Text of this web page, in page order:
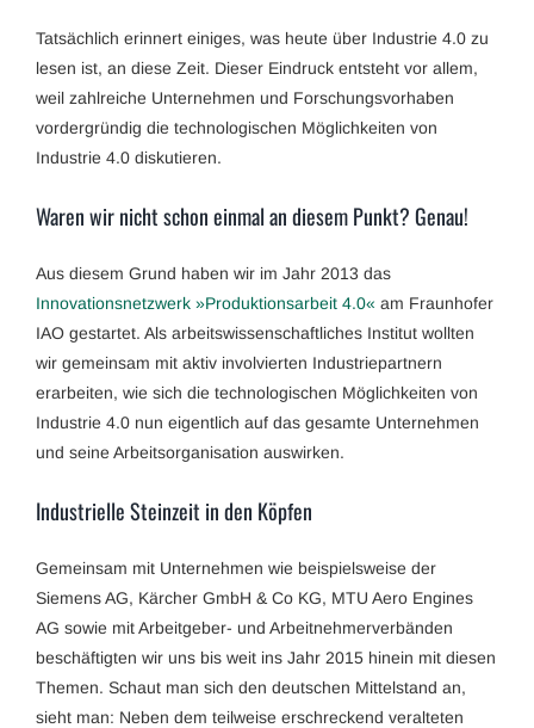
Tatsächlich erinnert einiges, was heute über Industrie 4.0 zu
lesen ist, an diese Zeit. Dieser Eindruck entsteht vor allem,
weil zahlreiche Unternehmen und Forschungsvorhaben
vordergründig die technologischen Möglichkeiten von
Industrie 4.0 diskutieren.
Waren wir nicht schon einmal an diesem Punkt? Genau!
Aus diesem Grund haben wir im Jahr 2013 das
Innovationsnetzwerk »Produktionsarbeit 4.0« am Fraunhofer
IAO gestartet. Als arbeitswissenschaftliches Institut wollten
wir gemeinsam mit aktiv involvierten Industriepartnern
erarbeiten, wie sich die technologischen Möglichkeiten von
Industrie 4.0 nun eigentlich auf das gesamte Unternehmen
und seine Arbeitsorganisation auswirken.
Industrielle Steinzeit in den Köpfen
Gemeinsam mit Unternehmen wie beispielsweise der
Siemens AG, Kärcher GmbH & Co KG, MTU Aero Engines
AG sowie mit Arbeitgeber- und Arbeitnehmerverbänden
beschäftigten wir uns bis weit ins Jahr 2015 hinein mit diesen
Themen. Schaut man sich den deutschen Mittelstand an,
sieht man: Neben dem teilweise erschreckend veralteten